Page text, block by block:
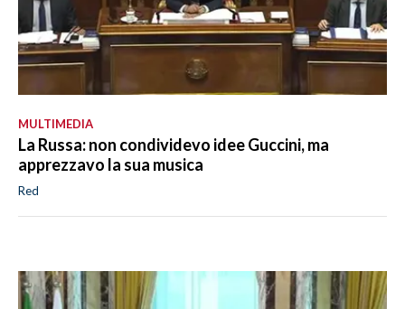
MULTIMEDIA
La Russa: non condividevo idee Guccini, ma
apprezzavo la sua musica
Red